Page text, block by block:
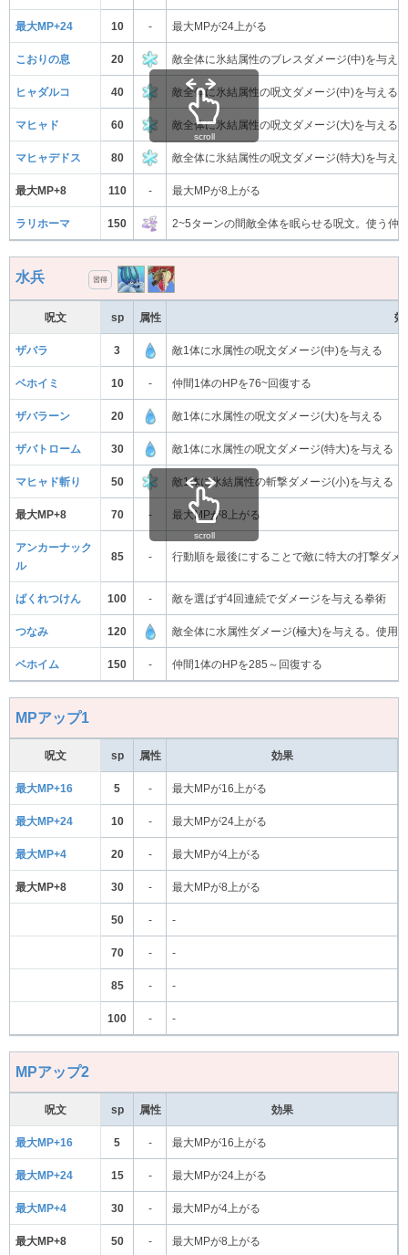
最大MP+24 10 - 最大MPが24上がる
こおりの息 20 敵全体に氷結属性のブレスダメージ(中)を与える
ヒャダルコ 40 敵全体に氷結属性の呪文ダメージ(中)を与える
マヒャド 60 敵全体に氷結属性の呪文ダメージ(大)を与える
マヒャデドス 80 敵全体に氷結属性の呪文ダメージ(特大)を与える
最大MP+8 110 - 最大MPが8上がる
ラリホーマ 150 2~5ターンの間敵全体を眠らせる呪文。使う仲
scroll
水兵 習得
呪文 sp 属性 効
ザバラ 3 敵1体に水属性の呪文ダメージ(中)を与える
ベホイミ 10 - 仲間1体のHPを76~回復する
ザバラーン 20 敵1体に水属性の呪文ダメージ(大)を与える
ザバトローム 30 敵1体に水属性の呪文ダメージ(特大)を与える
マヒャド斬り 50 敵1体に氷結属性の斬撃ダメージ(小)を与える
最大MP+8 70 - 最大MPが8上がる
アンカーナック
ル
85 - 行動順を最後にすることで敵に特大の打撃ダメ
ばくれつけん 100 - 敵を選ばず4回連続でダメージを与える拳術
つなみ 120 敵全体に水属性ダメージ(極大)を与える。使用
ベホイム 150 - 仲間1体のHPを285～回復する
scroll
MPアップ1
呪文 sp 属性 効果
最大MP+16 5 - 最大MPが16上がる
最大MP+24 10 - 最大MPが24上がる
最大MP+4 20 - 最大MPが4上がる
最大MP+8 30 - 最大MPが8上がる
50 - -
70 - -
85 - -
100 - -
MPアップ2
呪文 sp 属性 効果
最大MP+16 5 - 最大MPが16上がる
最大MP+24 15 - 最大MPが24上がる
最大MP+4 30 - 最大MPが4上がる
最大MP+8 50 - 最大MPが8上がる